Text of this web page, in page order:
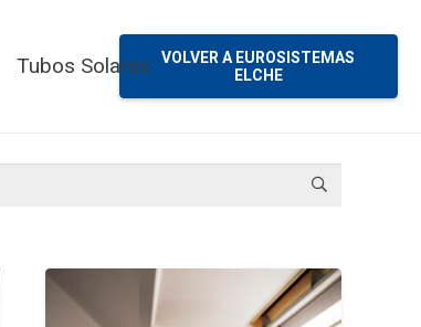
Tubos Solares
VOLVER A EUROSISTEMAS
ELCHE